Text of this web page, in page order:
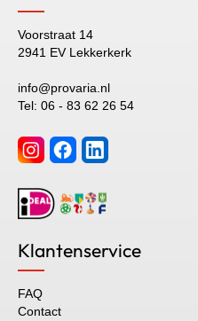
Voorstraat 14
2941 EV Lekkerkerk
info@provaria.nl
Tel: 06 - 83 62 26 54
Klantenservice
FAQ
Contact